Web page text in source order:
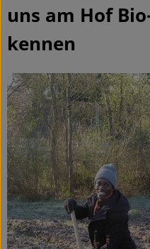
NEU & ANGEBOT
THEMENWELTEN
AUS DER REGION
Ökokisten
Obst & Gemüse
Kühltheke
Backwaren
Haltbares
uns am Hof
kennen